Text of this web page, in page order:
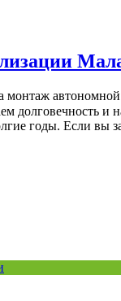
долговечность и
годы. Если вы